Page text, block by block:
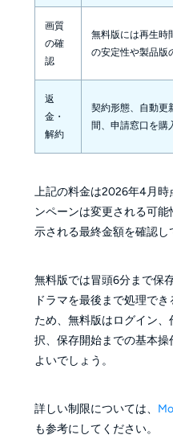
画質
の確
認
無料版には再生時
の安定性や製品版
返
金・
解約
契約形態、自動更
間、申請窓口を購
上記の料金は2026年4月時
ンペーンは変更される可
示される最終金額を確認し
無料版では冒頭6分まで保
ドラマを最後まで処理で
ため、無料版はログイン
択、保存開始までの基本
よいでしょう。
詳しい制限については、
も参考にしてください。